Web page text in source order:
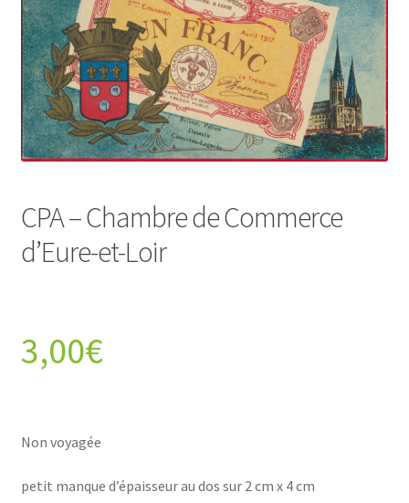
CPA – Chambre de Commerce
d’Eure-et-Loir
3,00€
Non voyagée
petit manque d’épaisseur au dos sur 2 cm x 4 cm